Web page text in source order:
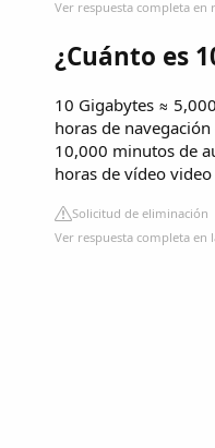
Ver respuesta completa en
¿Cuánto es
10 Gigabytes ≈
horas de
10,000 minutos de
horas de vídeo
Solicitud de eliminación
Ver respuesta completa en